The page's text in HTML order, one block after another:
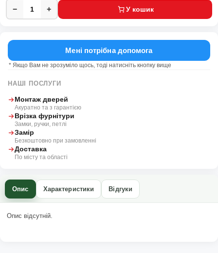
− + У кошик
Мені потрібна допомога
* Якщо Вам не зрозуміло щось, тоді натисніть кнопку вище
НАШІ ПОСЛУГИ
Монтаж дверей
Акуратно та з гарантією
Врізка фурнітури
Замки, ручки, петлі
Замір
Безкоштовно при замовленні
Доставка
По місту та області
Опис Характеристики Відгуки
Опис відсутній.